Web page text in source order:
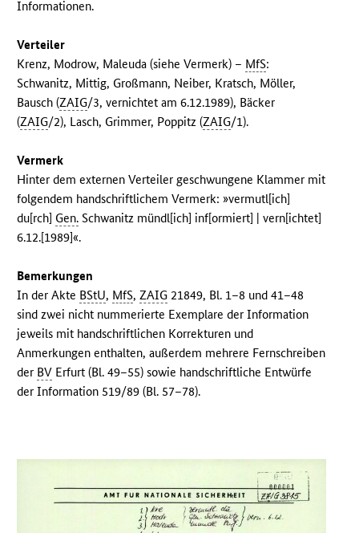
Informationen.
Verteiler
Krenz, Modrow, Maleuda (siehe Vermerk) – MfS:
Schwanitz, Mittig, Großmann, Neiber, Kratsch, Möller,
Bausch (ZAIG/3, vernichtet am 6.12.1989), Bäcker
(ZAIG/2), Lasch, Grimmer, Poppitz (ZAIG/1).
Vermerk
Hinter dem externen Verteiler geschwungene Klammer mit
folgendem handschriftlichem Vermerk: »vermutl[ich]
du[rch] Gen. Schwanitz mündl[ich] inf[ormiert] | vern[ichtet]
6.12.[1989]«.
Bemerkungen
In der Akte BStU, MfS,ZAIG 21849, Bl. 1–8 und 41–48
sind zwei nicht nummerierte Exemplare der Information
jeweils mit handschriftlichen Korrekturen und
Anmerkungen enthalten, außerdem mehrere Fernschreiben
der BV Erfurt (Bl. 49–55) sowie handschriftliche Entwürfe
der Information 519/89 (Bl. 57–78).